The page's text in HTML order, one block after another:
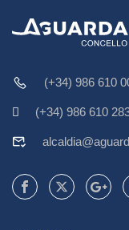
(+34) 986 610
(+34) 986 610